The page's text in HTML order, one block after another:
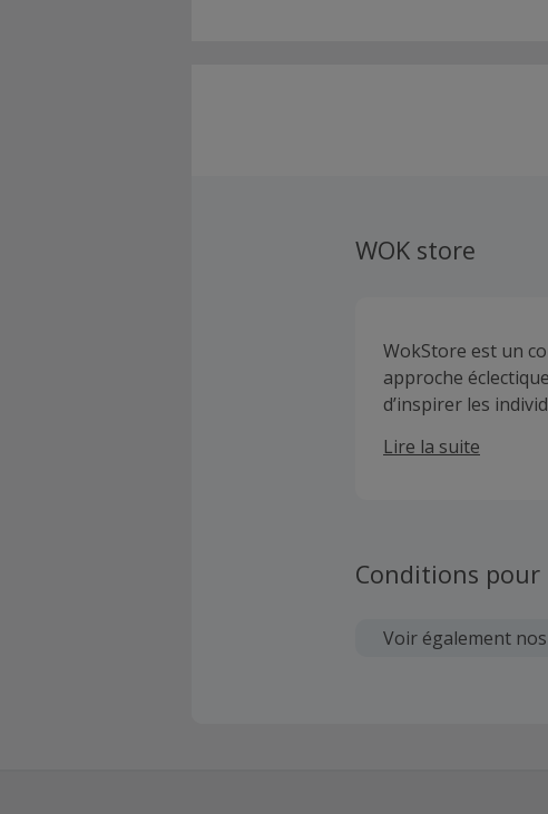
WOK store
WokStore est un
approche
d’inspirer les
proposition de
Lire la suite
Conditions pour
Voir également nos